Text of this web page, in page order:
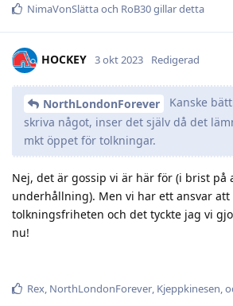
NimaVonSlättaoch RoB30gillar detta
HOCKEY 3 okt 2023 Redigerad
NorthLondonForever
Kanske
skriva något, inser det själv då det
mkt öppet för tolkningar.
Nej, det är gossip vi är här för (i brist på
underhållning). Men vi har ett ansvar
tolkningsfriheten och det tyckte jag vi
nu!
Rex, NorthLondonForever, Kjeppkinesen,